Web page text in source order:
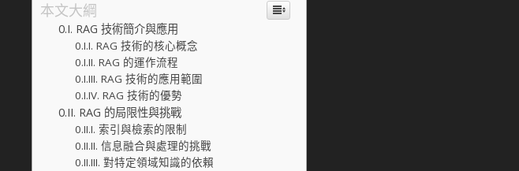
本文大綱
RAG 技術簡介與應用
RAG 技術的核心概念
RAG 的運作流程
RAG 技術的應用範圍
RAG 技術的優勢
RAG 的局限性與挑戰
索引與檢索的限制
信息融合與處理的挑戰
對特定領域知識的依賴